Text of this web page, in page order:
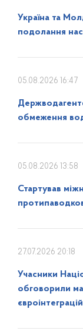
Україна та
подолання
05.08.2026 16:47
обмеження
05.08.2026 13:58
Стартував
27.07.2026 20:18
Учасники
обговорили